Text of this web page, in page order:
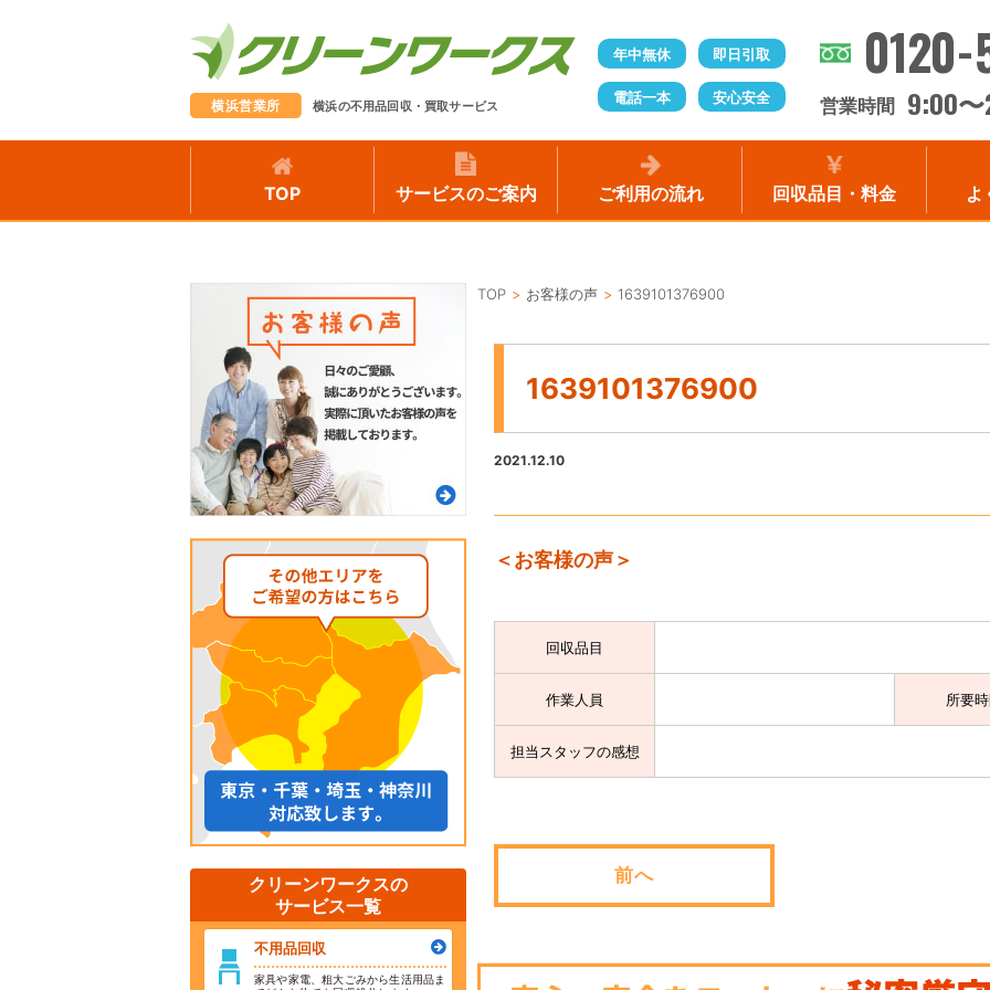
横浜営業所 横浜の不用品回収・買取サービス
年中無休 即日引取
電話一本 安心安全 営業時間 9:00〜
TOP サービスのご案内 ご利用の流れ 回収品目・料金 よ
TOP お客様の声 1639101376900
1639101376900
2021.12.10
＜お客様の声＞
回収品目
作業人員 所要
担当スタッフの感想
前へ
クリーンワークスの
サービス一覧
不用品回収
家具や家電、粗大ごみから生活用品ま